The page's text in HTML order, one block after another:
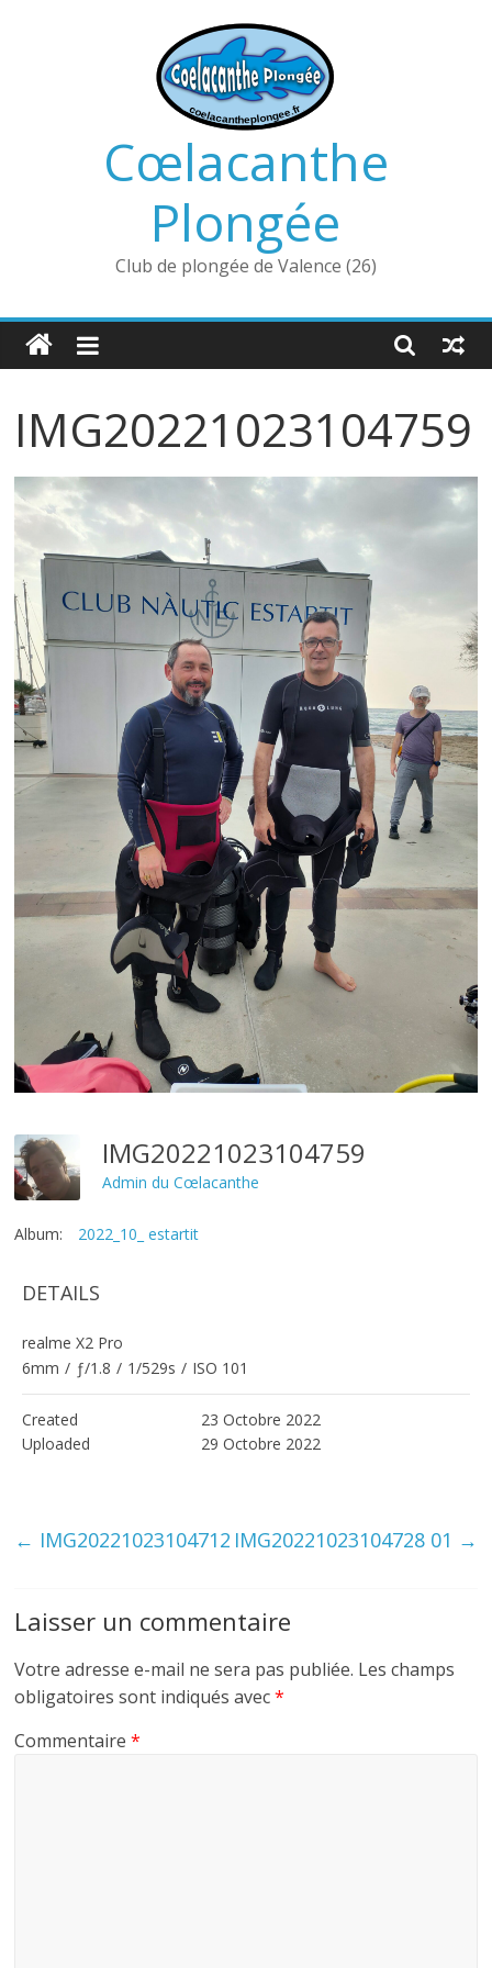
Cœlacanthe
Plongée
Club de plongée de Valence (26)
IMG20221023104759
IMG20221023104759
Admin du Cœlacanthe
Album: 2022_10_ estartit
DETAILS
realme X2 Pro
6mm / ƒ/1.8 / 1/529s / ISO 101
Created
23 Octobre 2022
Uploaded
29 Octobre 2022
← IMG20221023104712 IMG20221023104728 01 →
Laisser un commentaire
Votre adresse e-mail ne sera pas publiée. Les champs
obligatoires sont indiqués avec*
Commentaire*